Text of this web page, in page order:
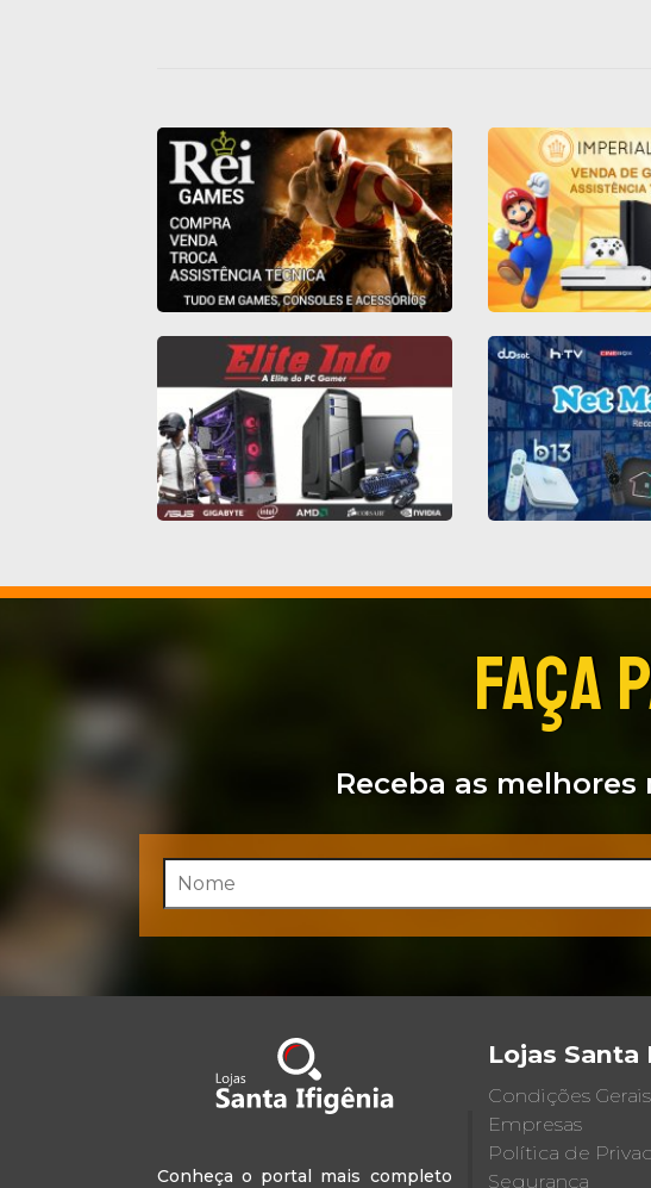
FAÇA
Receba as
Conheça o portal mais completo
Lojas Santa
Condições
Empresas
Política de
Segurança